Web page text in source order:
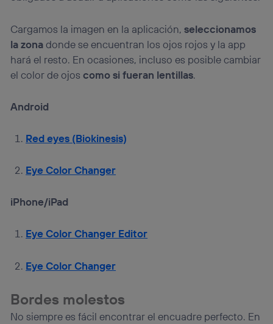
Cargamos la imagen en la aplicación,seleccionamos
la zonadonde se encuentran los ojos rojos y la app
hará el resto. En ocasiones, incluso es posible cambiar
el color de ojoscomo si fueran lentillas.
Android
Red eyes (Biokinesis)
Eye Color Changer
iPhone/iPad
Eye Color Changer Editor
Eye Color Changer
Bordes molestos
No siempre es fácil encontrar el encuadre perfecto. En
navegación del usuario del móvil.
Puedes gestionar los consentimientos Utiq seleccionando
“Administrar Utiq” en la parte inferior de esta página web o
visitando el portal de privacidad de Utiq
(“consenthub”). Para más información, consulta
política de privacidad de Utiq.